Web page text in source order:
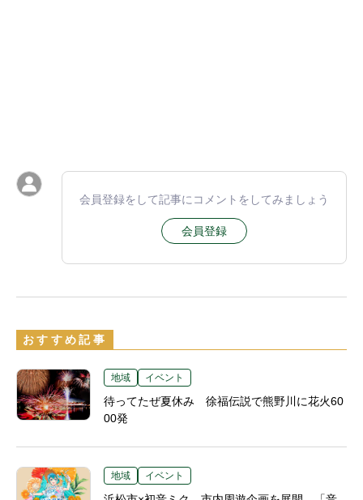
会員登録をして記事にコメントをしてみましょう
会員登録
おすすめ記事
地域 イベント
待ってたぜ夏休み 徐福伝説で熊野川に花火60
00発
地域 イベント